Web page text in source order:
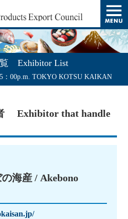
t
o
g
g
l
e
i
n
Exhibitor List
：00p.m. TOKYO KOTSU KAIKAN
Exhibitor that handle
海産 / Akebono